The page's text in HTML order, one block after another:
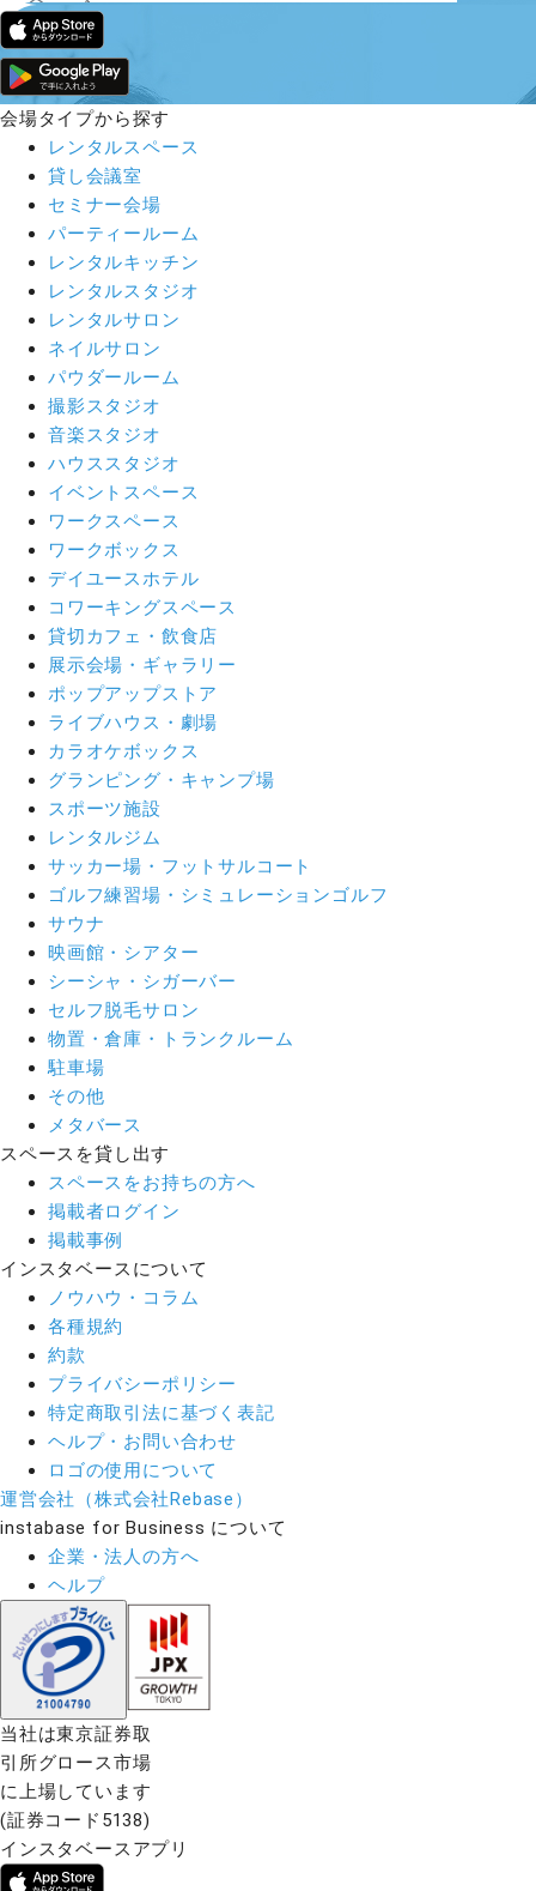
会場タイプから探す
レンタルスペース
貸し会議室
セミナー会場
パーティールーム
レンタルキッチン
レンタルスタジオ
レンタルサロン
ネイルサロン
パウダールーム
撮影スタジオ
音楽スタジオ
ハウススタジオ
イベントスペース
ワークスペース
ワークボックス
デイユースホテル
コワーキングスペース
貸切カフェ・飲食店
展示会場・ギャラリー
ポップアップストア
ライブハウス・劇場
カラオケボックス
グランピング・キャンプ場
スポーツ施設
レンタルジム
サッカー場・フットサルコート
ゴルフ練習場・シミュレーションゴルフ
サウナ
映画館・シアター
シーシャ・シガーバー
セルフ脱毛サロン
物置・倉庫・トランクルーム
駐車場
その他
メタバース
スペースを貸し出す
スペースをお持ちの方へ
掲載者ログイン
掲載事例
インスタベースについて
ノウハウ・コラム
各種規約
約款
プライバシーポリシー
特定商取引法に基づく表記
ヘルプ・お問い合わせ
ロゴの使用について
運営会社（株式会社Rebase）
instabase for Business について
企業・法人の方へ
ヘルプ
当社は東京証券取
引所グロース市場
に上場しています
(証券コード5138)
インスタベースアプリ